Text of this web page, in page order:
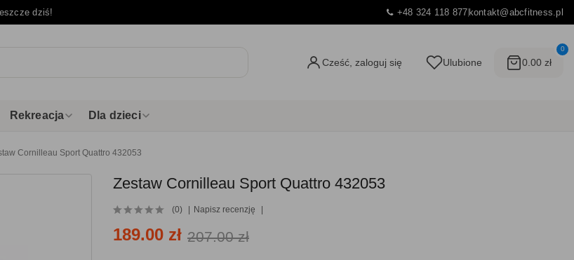
dziś! +48 324 118 877kontakt@abcfitness.pl
Cześć, zaloguj się Ulubione
0
0.00 zł
Rekreacja Dla dzieci
Cornilleau Sport Quattro 432053
Zestaw Cornilleau Sport Quattro 432053
(0) Napisz recenzję
189.00 zł 207.00 zł